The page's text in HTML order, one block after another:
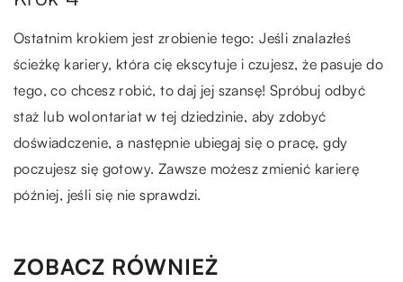
Ostatnim krokiem jest zrobienie tego: Jeśli znalazłeś
ścieżkę kariery, która cię ekscytuje i czujesz, że pasuje do
tego, co chcesz robić, to daj jej szansę! Spróbuj odbyć
staż lub wolontariat w tej dziedzinie, aby zdobyć
doświadczenie, a następnie ubiegaj się o pracę, gdy
poczujesz się gotowy. Zawsze możesz zmienić karierę
później, jeśli się nie sprawdzi.
ZOBACZ RÓWNIEŻ